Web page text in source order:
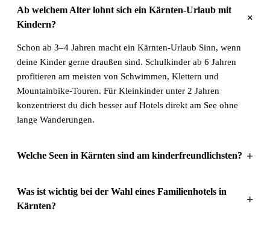
Ab welchem Alter lohnt sich ein Kärnten-Urlaub mit
Kindern?
+
Schon ab 3–4 Jahren macht ein Kärnten-Urlaub Sinn, wenn
deine Kinder gerne draußen sind. Schulkinder ab 6 Jahren
profitieren am meisten von Schwimmen, Klettern und
Mountainbike-Touren. Für Kleinkinder unter 2 Jahren
konzentrierst du dich besser auf Hotels direkt am See ohne
lange Wanderungen.
Welche Seen in Kärnten sind am kinderfreundlichsten? +
Was ist wichtig bei der Wahl eines Familienhotels in
Kärnten?
+